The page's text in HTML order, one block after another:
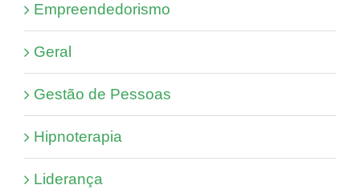
Empreendedorismo
Geral
Gestão de Pessoas
Hipnoterapia
Liderança